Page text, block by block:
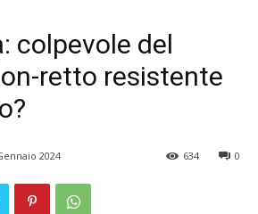
colpevole del
retto resistente
2024 0
634